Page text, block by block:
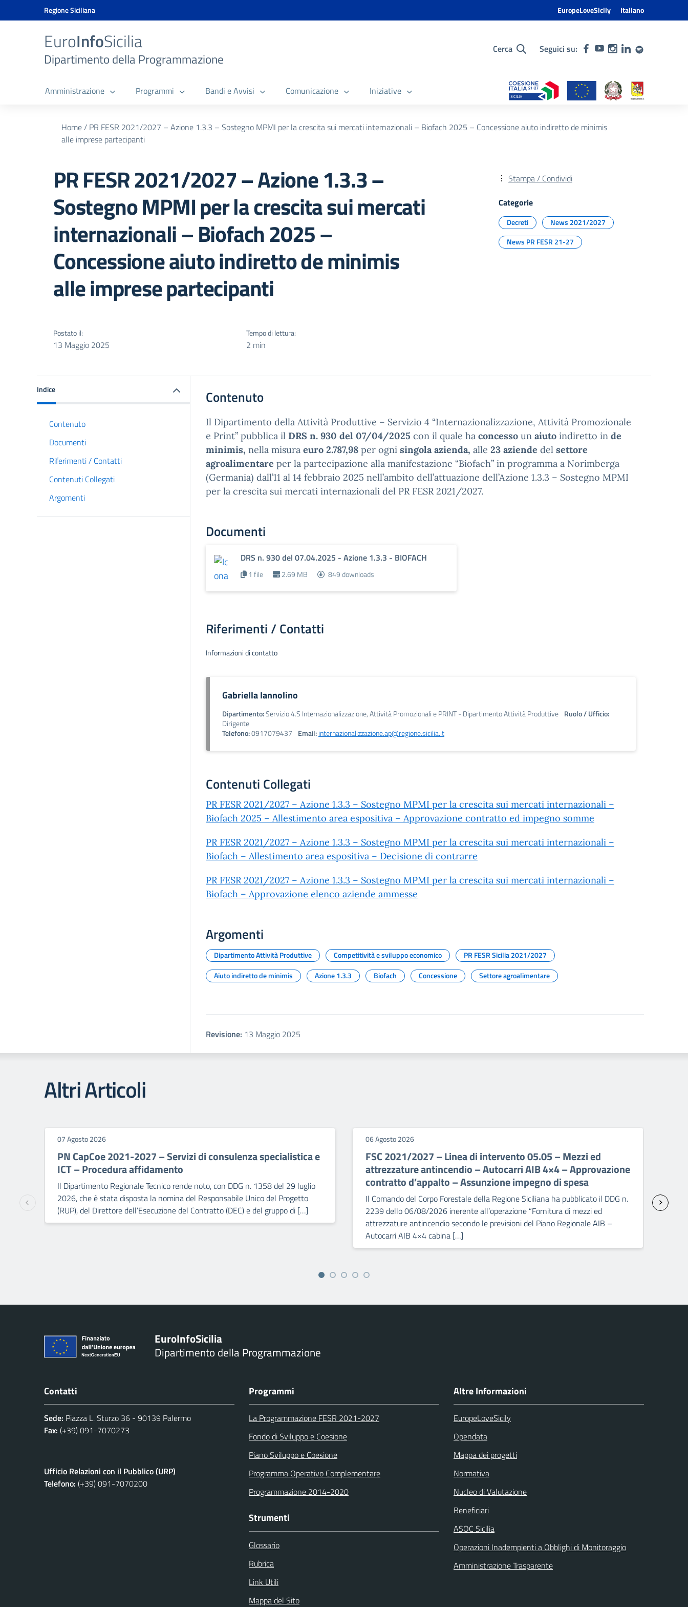
Vai ai contenuti
Vai al menu di navigazione
Vai al banner delle Cookie Policy
Regione Siciliana EuropeLoveSicily Italiano
EuroInfoSicilia
Dipartimento della Programmazione
Cerca Seguici su:
Amministrazione Programmi Bandi e Avvisi Comunicazione Iniziative
Home/ PR FESR 2021/2027 – Azione 1.3.3 – Sostegno MPMI per la crescita sui mercati internazionali – Biofach 2025 – Concessione aiuto indiretto de minimis
alle imprese partecipanti
PR FESR 2021/2027 – Azione 1.3.3 –
Sostegno MPMI per la crescita sui mercati
internazionali – Biofach 2025 –
Concessione aiuto indiretto de minimis
alle imprese partecipanti
Postato il:
13 Maggio 2025
Tempo di lettura:
2 min
Stampa / Condividi
Categorie
Decreti
News 2021/2027
News PR FESR 21-27
Indice
Contenuto
Documenti
Riferimenti / Contatti
Contenuti Collegati
Argomenti
Contenuto
Il Dipartimento della Attività Produttive – Servizio 4 “Internazionalizzazione, Attività Promozionale
e Print” pubblica il DRS n. 930 del 07/04/2025 con il quale ha concesso un aiuto indiretto in de
minimis, nella misura euro 2.787,98 per ogni singola azienda, alle 23 aziende del settore
agroalimentare per la partecipazione alla manifestazione “Biofach” in programma a Norimberga
(Germania) dall’11 al 14 febbraio 2025 nell’ambito dell’attuazione dell’Azione 1.3.3 – Sostegno MPMI
per la crescita sui mercati internazionali del PR FESR 2021/2027.
Documenti
DRS n. 930 del 07.04.2025 - Azione 1.3.3 - BIOFACH
1 file 2.69 MB 849 downloads
Riferimenti / Contatti
Informazioni di contatto
Gabriella Iannolino
Dipartimento:Servizio 4.S Internazionalizzazione, Attività Promozionali e PRINT - Dipartimento Attività Produttive Ruolo / Ufficio:
Dirigente
Telefono:0917079437 Email:internazionalizzazione.ap@regione.sicilia.it
Contenuti Collegati
PR FESR 2021/2027 – Azione 1.3.3 – Sostegno MPMI per la crescita sui mercati internazionali –
Biofach 2025 – Allestimento area espositiva – Approvazione contratto ed impegno somme
PR FESR 2021/2027 – Azione 1.3.3 – Sostegno MPMI per la crescita sui mercati internazionali –
Biofach – Allestimento area espositiva – Decisione di contrarre
PR FESR 2021/2027 – Azione 1.3.3 – Sostegno MPMI per la crescita sui mercati internazionali –
Biofach – Approvazione elenco aziende ammesse
Argomenti
Dipartimento Attività Produttive Competitività e sviluppo economico
PR FESR Sicilia 2021/2027
Aiuto indiretto de minimis
Azione 1.3.3 Biofach Concessione Settore agroalimentare
Revisione: 13 Maggio 2025
Altri Articoli
07 Agosto 2026
PN CapCoe 2021-2027 – Servizi di consulenza specialistica e
ICT – Procedura affidamento
Il Dipartimento Regionale Tecnico rende noto, con DDG n. 1358 del 29 luglio
2026, che è stata disposta la nomina del Responsabile Unico del Progetto
(RUP), del Direttore dell’Esecuzione del Contratto (DEC) e del gruppo di […]
06 Agosto 2026
FSC 2021/2027 – Linea di intervento 05.05 – Mezzi ed
attrezzature antincendio – Autocarri AIB 4×4 – Approvazione
contratto d’appalto – Assunzione impegno di spesa
Il Comando del Corpo Forestale della Regione Siciliana ha pubblicato il DDG n.
2239 dello 06/08/2026 inerente all’operazione “Fornitura di mezzi ed
attrezzature antincendio secondo le previsioni del Piano Regionale AIB –
Autocarri AIB 4×4 cabina […]
EuroInfoSicilia
Dipartimento della Programmazione
Contatti
Sede: Piazza L. Sturzo 36 - 90139 Palermo
Fax: (+39) 091-7070273
Ufficio Relazioni con il Pubblico (URP)
Telefono: (+39) 091-7070200
Programmi
La Programmazione FESR 2021-2027
Fondo di Sviluppo e Coesione
Piano Sviluppo e Coesione
Programma Operativo Complementare
Programmazione 2014-2020
Strumenti
Glossario
Rubrica
Link Utili
Mappa del Sito
Altre Informazioni
EuropeLoveSicily
Opendata
Mappa dei progetti
Normativa
Nucleo di Valutazione
Beneficiari
ASOC Sicilia
Operazioni Inadempienti a Obblighi di Monitoraggio
Amministrazione Trasparente